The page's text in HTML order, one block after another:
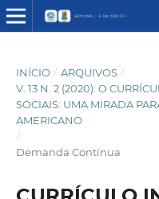
INÍCIO / ARQUIVOS /
V. 13 N. 2 (2020): O
SOCIAIS: UMA MIRADA
AMERICANO
/
Demanda Contínua